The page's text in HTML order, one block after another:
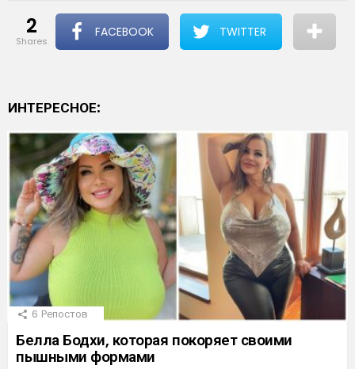
2
shares
FACEBOOK TWITTER
ИНТЕРЕСНОЕ:
6 Репостов
Белла Бодхи, которая покоряет своими
пышными формами